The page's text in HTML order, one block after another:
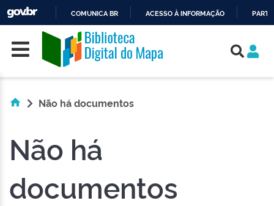
O
CONTEÚDO
COMUNICA BR ACESSO À INFORMAÇÃO
Skip navigation
Não há documentos
Não há
documentos